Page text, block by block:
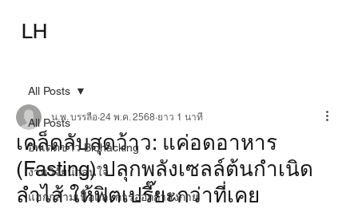
LH
All Posts
อัพเดตข่าว Biohacking
งานวิจัยน่าสนใจ
แฮกกล้ามเนื้อและการออกกำลังกาย
All Posts
เคล็ดลับสุดว้าว: แค่อดอาหาร
(Fasting) ปลุกพลังเซลล์ต้นกำเนิด
ลำไส้ ให้ฟิตเปรี๊ยะกว่าที่เคย
น.พ. บรรลือ 24 พ.ค. 2568 ยาว 1 นาที